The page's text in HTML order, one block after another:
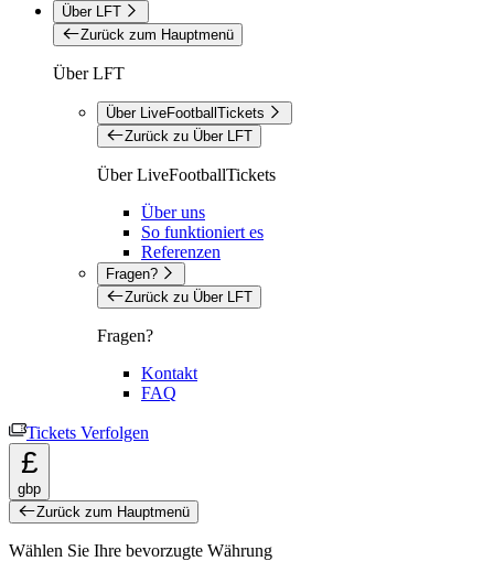
Über LFT
Zurück zum Hauptmenü
Über LFT
Über LiveFootballTickets
Zurück zu Über LFT
Über LiveFootballTickets
Über uns
So funktioniert es
Referenzen
Fragen?
Zurück zu Über LFT
Fragen?
Kontakt
FAQ
Tickets Verfolgen
£
gbp
Zurück zum Hauptmenü
Wählen Sie Ihre bevorzugte Währung